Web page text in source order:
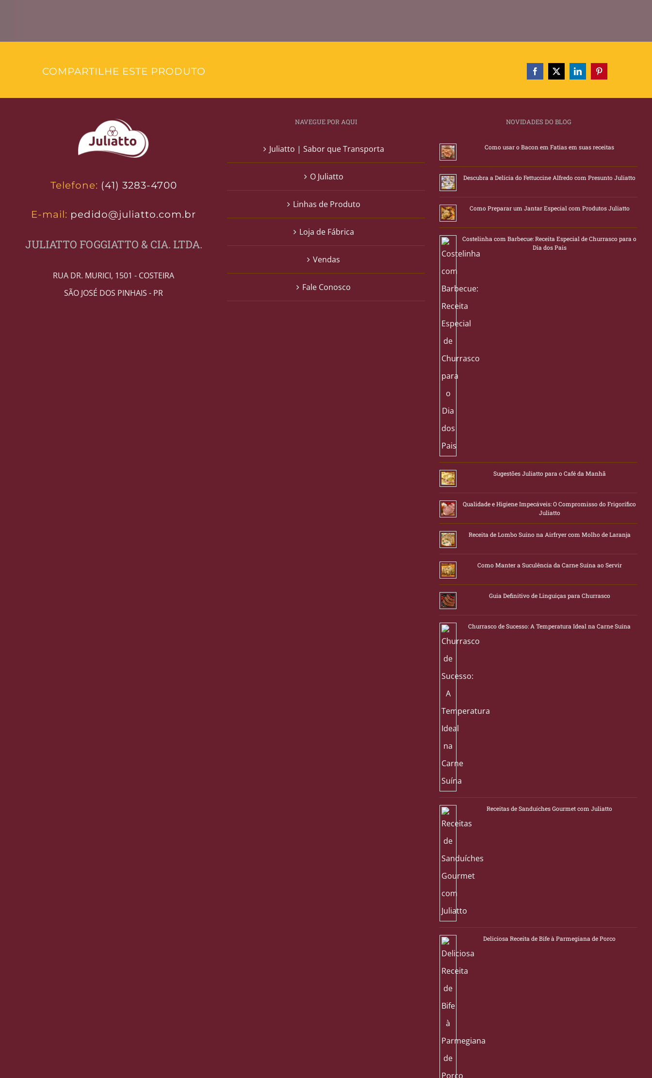
COMPARTILHE ESTE PRODUTO
Telefone: (41) 3283-4700
E-mail: pedido@juliatto.com.br
JULIATTO FOGGIATTO & CIA. LTDA.
RUA DR. MURICI, 1501 - COSTEIRA
SÃO JOSÉ DOS PINHAIS - PR
NAVEGUE POR AQUI
Juliatto | Sabor que Transporta
O Juliatto
Linhas de Produto
Loja de Fábrica
Vendas
Fale Conosco
NOVIDADES DO BLOG
Como usar o Bacon em Fatias em suas receitas
Descubra a Delícia do Fettuccine Alfredo com Presunto Juliatto
Como Preparar um Jantar Especial com Produtos Juliatto
Costelinha com Barbecue: Receita Especial de Churrasco para o
Dia dos Pais
Sugestões Juliatto para o Café da Manhã
Qualidade e Higiene Impecáveis: O Compromisso do Frigorífico
Juliatto
Receita de Lombo Suíno na Airfryer com Molho de Laranja
Como Manter a Suculência da Carne Suína ao Servir
Guia Definitivo de Linguiças para Churrasco
Churrasco de Sucesso: A Temperatura Ideal na Carne Suína
Receitas de Sanduíches Gourmet com Juliatto
Deliciosa Receita de Bife à Parmegiana de Porco